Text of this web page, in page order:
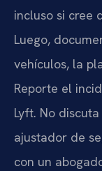
incluso si cree
Luego,
vehículos, la
Reporte el
Lyft. No
ajustador de
con un